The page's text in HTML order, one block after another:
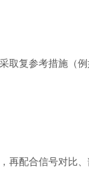
复参考措施（
配合信号对比